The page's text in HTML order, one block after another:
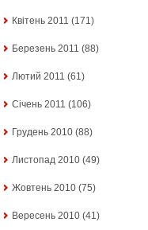
Квітень 2011 (171)
Березень 2011 (88)
Лютий 2011 (61)
Січень 2011 (106)
Грудень 2010 (88)
Листопад 2010 (49)
Жовтень 2010 (75)
Вересень 2010 (41)